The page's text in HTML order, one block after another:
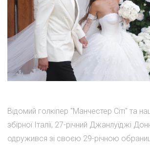
Відомий голкіпер "Манчестер Сіті" та
збірної Італії, 27-річний Джанлуїджі
одружився зі своєю 29-річною